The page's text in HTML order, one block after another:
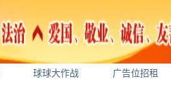
球球大作战 广告位招租